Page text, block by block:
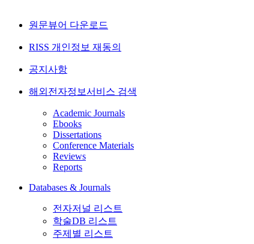
원문뷰어 다운로드
RISS 개인정보 재동의
공지사항
해외전자정보서비스 검색
Academic Journals
Ebooks
Dissertations
Conference Materials
Reviews
Reports
Databases & Journals
전자저널 리스트
학술DB 리스트
주제별 리스트